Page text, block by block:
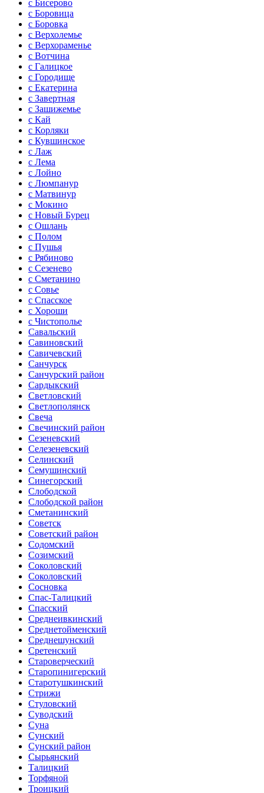
с Бисерово
с Боровица
с Боровка
с Верхолемье
с Верхораменье
с Вотчина
с Галицкое
с Городище
с Екатерина
с Завертная
с Зашижемье
с Кай
с Корляки
с Кувшинское
с Лаж
с Лема
с Лойно
с Люмпанур
с Матвинур
с Мокино
с Новый Бурец
с Ошлань
с Полом
с Пушья
с Рябиново
с Сезенево
с Сметанино
с Совье
с Спасское
с Хороши
с Чистополье
Савальский
Савиновский
Савичевский
Санчурск
Санчурский район
Сардыкский
Светловский
Светлополянск
Свеча
Свечинский район
Сезеневский
Селезеневский
Селинский
Семушинский
Синегорский
Слободской
Слободской район
Сметанинский
Советск
Советский район
Содомский
Созимский
Соколовский
Соколовский
Сосновка
Спас-Талицкий
Спасский
Среднеивкинский
Среднетойменский
Среднешунский
Сретенский
Староверческий
Старопинигерский
Старотушкинский
Стрижи
Стуловский
Суводский
Суна
Сунский
Сунский район
Сырьянский
Талицкий
Торфяной
Троицкий